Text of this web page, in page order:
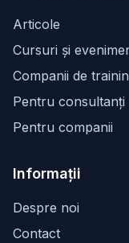
Articole
Cursuri și
Companii de
Pentru consultanți
Pentru companii
Informații
Despre noi
Contact